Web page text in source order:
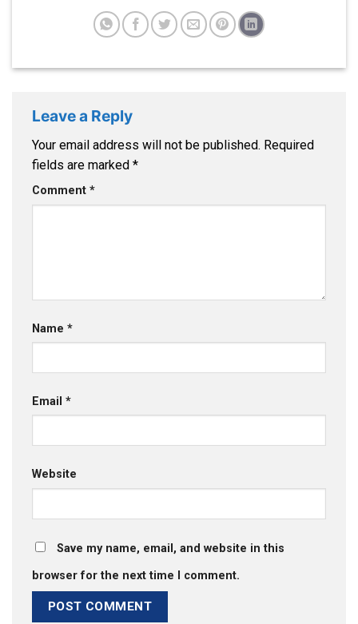
Leave a Reply
Your email address will not be published. Required
fields are marked *
Comment *
Name *
Email *
Website
Save my name, email, and website in this
browser for the next time I comment.